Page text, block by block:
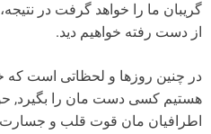
گریبان ما را خواهد گرفت در
از دست رفته خواهیم دید.
در چنین روزها و لحظاتی است که
هستیم کسی دست مان را بگیرد,
اطرافیان مان قوت قلب و جسارت